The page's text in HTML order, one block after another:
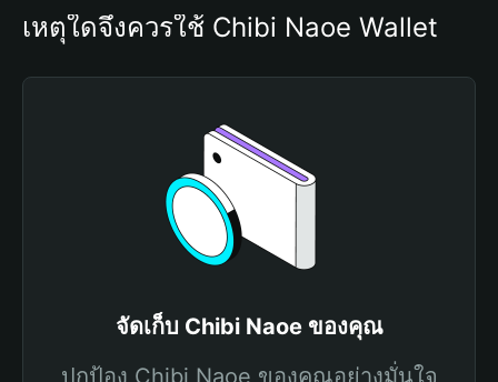
เหตุใดจึงควรใช้ Chibi Naoe Wallet
จัดเก็บ Chibi Naoe ของคุณ
ปกป้อง Chibi Naoe ของคุณอย่างมั่นใจ